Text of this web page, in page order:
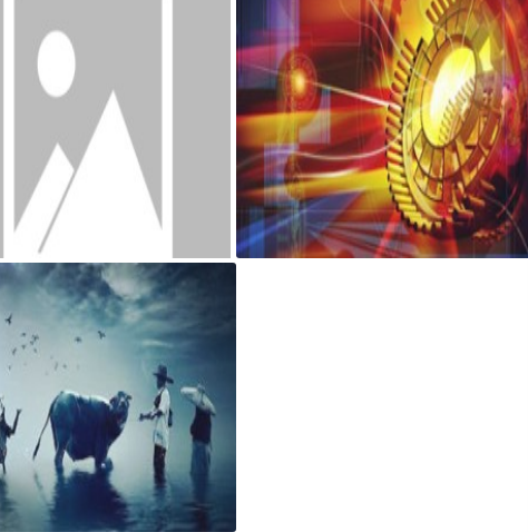
Home和网站共存安装方法 js页面跳转 和 js打开新窗口 方法
的域名显示不同的备案号和内